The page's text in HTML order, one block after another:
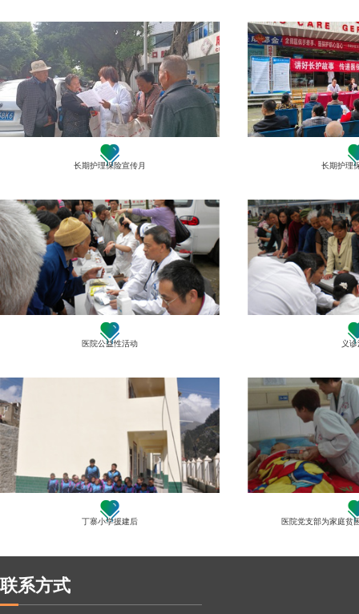
长期护理保险宣传月 长期护理
医院公益性活动 义
丁寨小学援建后 医院党支部为家庭贫
联系方式